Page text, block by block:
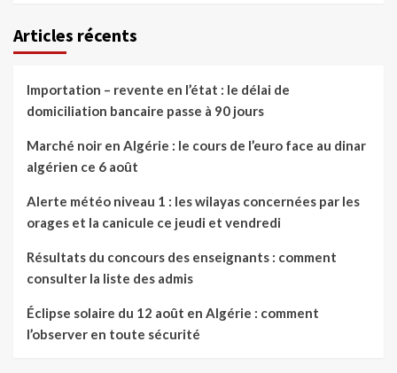
Articles récents
Importation – revente en l’état : le délai de
domiciliation bancaire passe à 90 jours
Marché noir en Algérie : le cours de l’euro face au dinar
algérien ce 6 août
Alerte météo niveau 1 : les wilayas concernées par les
orages et la canicule ce jeudi et vendredi
Résultats du concours des enseignants : comment
consulter la liste des admis
Éclipse solaire du 12 août en Algérie : comment
l’observer en toute sécurité